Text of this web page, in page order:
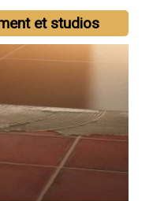
et studios